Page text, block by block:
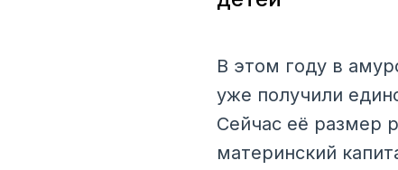
В этом году в
уже получили
Сейчас её размер
материнский